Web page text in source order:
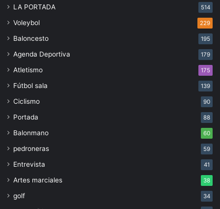
LA PORTADA 514
Voleybol 229
Baloncesto 195
Agenda Deportiva 179
Atletismo 175
Fútbol sala 139
Ciclismo 90
Portada 88
Balonmano 60
pedroneras 59
Entrevista 41
Artes marciales 38
golf 34